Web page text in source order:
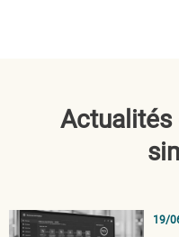
Actualités
19/